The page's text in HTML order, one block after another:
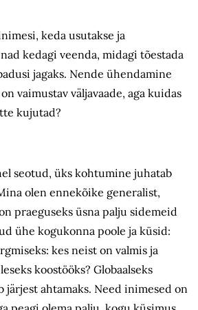
keda usutakse ja
kedagi veenda, midagi tõestada
jagaks. Nende ühendamine
vaimustav väljavaade, aga kuidas
kujutad?
seotud, üks kohtumine juhatab
olen ennekõike generalist,
praeguseks üsna palju sidemeid
ühe kogukonna poole ja küsid:
kes neist on valmis ja
koostööks? Globaalseks
järjest ahtamaks. Need inimesed on